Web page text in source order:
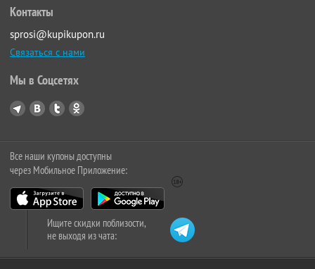
Контакты
sprosi@kupikupon.ru
Связаться с нами
Мы в Соцсетях
Все наши купоны доступны
через Мобильное Приложение:
Ищите скидки поблизости,
не выходя из чата: